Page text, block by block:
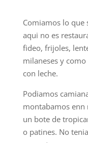
Comiamos lo que
aqui no es
fideo, frijoles,
milaneses y
con leche.
Podiamos
montabamos enn
un bote de
o patines. No